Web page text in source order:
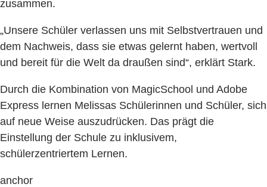
zusammen.
„Unsere Schüler verlassen uns mit Selbstvertrauen und
dem Nachweis, dass sie etwas gelernt haben, wertvoll
und bereit für die Welt da draußen sind“, erklärt Stark.
Durch die Kombination von MagicSchool und Adobe
Express lernen Melissas Schülerinnen und Schüler, sich
auf neue Weise auszudrücken. Das prägt die
Einstellung der Schule zu inklusivem,
schülerzentriertem Lernen.
anchor